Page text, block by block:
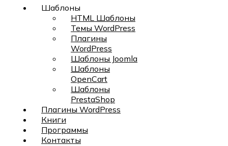
Шаблоны
HTML Шаблоны
Темы WordPress
Плагины
WordPress
Шаблоны Joomla
Шаблоны
OpenCart
Шаблоны
PrestaShop
Плагины WordPress
Книги
Программы
Контакты